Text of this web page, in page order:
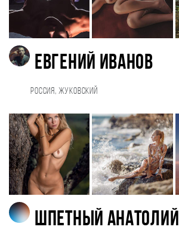
Евгений Иванов
Россия, Жуковский
Шпетный Анатолий